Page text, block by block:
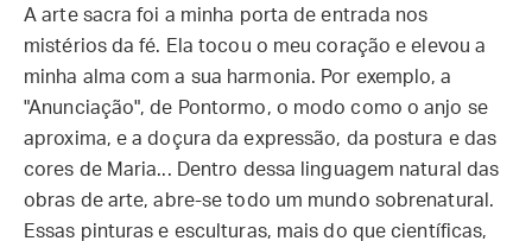
A arte sacra foi a minha porta de entrada nos
mistérios da fé. Ela tocou o meu coração e elevou a
minha alma com a sua harmonia. Por exemplo, a
"Anunciação", de Pontormo, o modo como o anjo se
aproxima, e a doçura da expressão, da postura e das
cores de Maria... Dentro dessa linguagem natural das
obras de arte, abre-se todo um mundo sobrenatural.
Essas pinturas e esculturas, mais do que científicas,